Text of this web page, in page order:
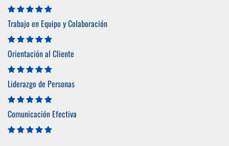
Trabajo en Equipo y Colaboración
Orientación al Cliente
Liderazgo de Personas
Comunicación Efectiva